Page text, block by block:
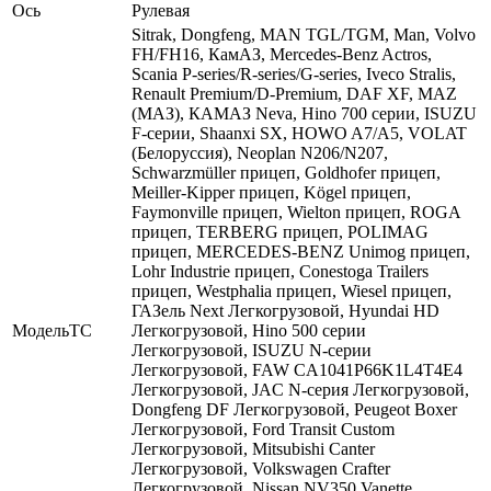
Ось
Рулевая
МодельТС
Sitrak, Dongfeng, MAN TGL/TGM, Man, Volvo
FH/FH16, КамАЗ, Mercedes-Benz Actros,
Scania P-series/R-series/G-series, Iveco Stralis,
Renault Premium/D-Premium, DAF XF, MAZ
(МАЗ), КАМАЗ Neva, Hino 700 серии, ISUZU
F-серии, Shaanxi SX, HOWO A7/A5, VOLAT
(Белоруссия), Neoplan N206/N207,
Schwarzmüller прицеп, Goldhofer прицеп,
Meiller-Kipper прицеп, Kögel прицеп,
Faymonville прицеп, Wielton прицеп, ROGA
прицеп, TERBERG прицеп, POLIMAG
прицеп, MERCEDES-BENZ Unimog прицеп,
Lohr Industrie прицеп, Conestoga Trailers
прицеп, Westphalia прицеп, Wiesel прицеп,
ГАЗель Next Легкогрузовой, Hyundai HD
Легкогрузовой, Hino 500 серии
Легкогрузовой, ISUZU N-серии
Легкогрузовой, FAW CA1041P66K1L4T4E4
Легкогрузовой, JAC N-серия Легкогрузовой,
Dongfeng DF Легкогрузовой, Peugeot Boxer
Легкогрузовой, Ford Transit Custom
Легкогрузовой, Mitsubishi Canter
Легкогрузовой, Volkswagen Crafter